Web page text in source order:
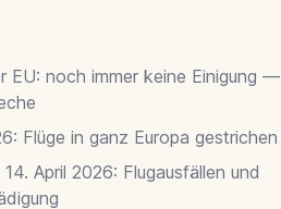
EU: noch immer keine Einigung —
Flüge in ganz Europa gestrichen
April 2026: Flugausfällen und